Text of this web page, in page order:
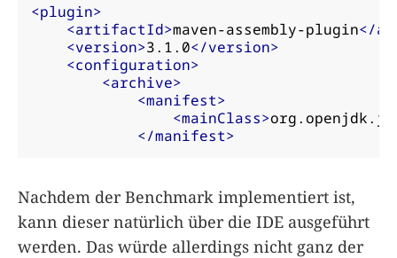
<plugin>
<artifactId>maven-assembly-plugin</
<version>3.1.0</version>
<configuration>
<archive>
<manifest>
<mainClass>
</manifest>
Nachdem der Benchmark implementiert ist,
kann dieser natürlich über die IDE ausgeführt
werden. Das würde allerdings nicht ganz der